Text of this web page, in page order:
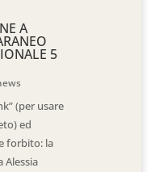
A
5
(per usare
ed
forbito: la
Alessia